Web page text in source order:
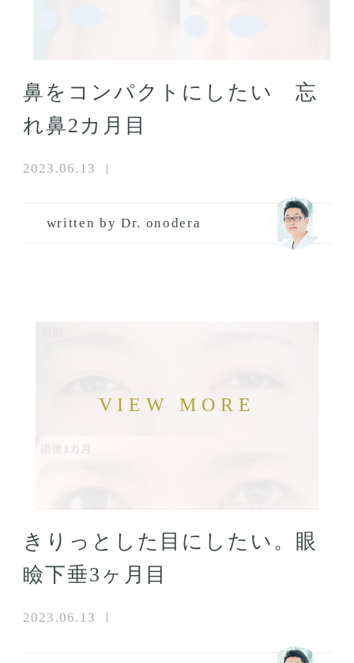
鼻をコンパクトにしたい 忘
れ鼻2カ月目
2023.06.13
written by Dr. onodera
きりっとした目にしたい。眼
瞼下垂3ヶ月目
2023.06.13